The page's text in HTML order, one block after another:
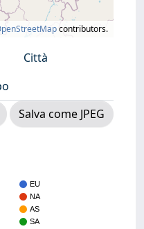
contributors.
Città
Salva come JPEG
EU
NA
AS
SA